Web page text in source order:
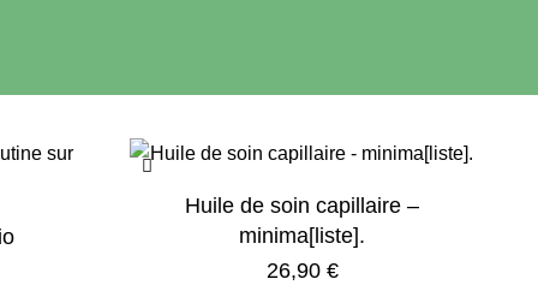
Huile de soin capillaire –
minima[liste].
26,90 €